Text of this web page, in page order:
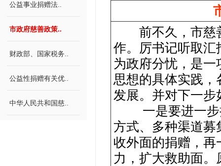
公益事业捐赠法..
市政府慈善政策..
财政部、国家税务..
公益性捐赠有关优..
中华人民共和国慈..
前不久，市慈善
作。厉书记听取
为政府分忧，是一
思想的具体实践
发展。并对下一
一是要进一步
方式、多种渠道
收外面的捐赠，
力，扩大救助面。